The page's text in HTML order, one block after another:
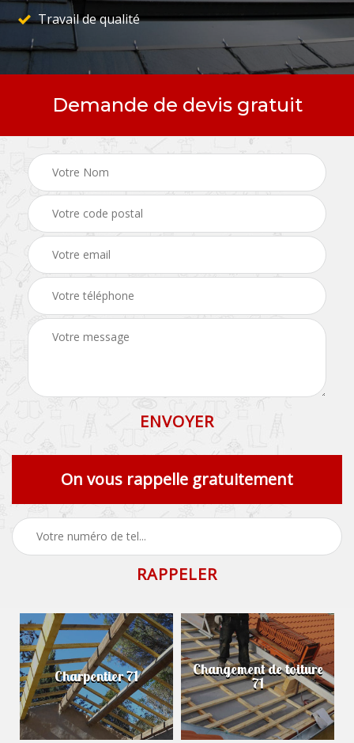
Travail de qualité
Demande de devis gratuit
On vous rappelle gratuitement
Charpentier 71 Changement de toiture
71